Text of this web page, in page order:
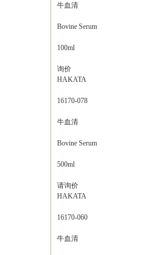
牛血清
Bovine Serum
100ml
询价
HAKATA
16170-078
牛血清
Bovine Serum
500ml
请询价
HAKATA
16170-060
牛血清